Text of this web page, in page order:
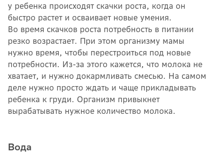
у ребенка происходят скачки роста, когда он
быстро растет и осваивает новые умения.
Во время скачков роста потребность в питании
резко возрастает. При этом организму мамы
нужно время, чтобы перестроиться под новые
потребности. Из-за этого кажется, что молока не
хватает, и нужно докармливать смесью. На самом
деле нужно просто ждать и чаще прикладывать
ребенка к груди. Организм привыкнет
вырабатывать нужное количество молока.
Вода